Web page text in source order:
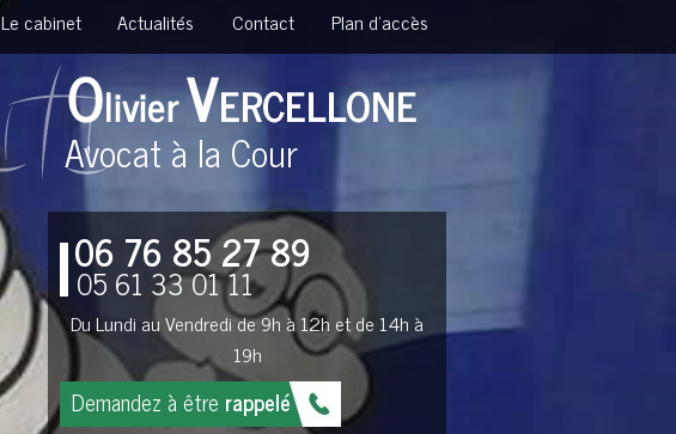
Le cabinet Actualités Contact Plan d'accès
Avocat à la Cour
06 76 85 27 89
05 61 33 01 11
Du Lundi au Vendredi de 9h à 12h et de 14h à
19h
Demandez à être rappelé